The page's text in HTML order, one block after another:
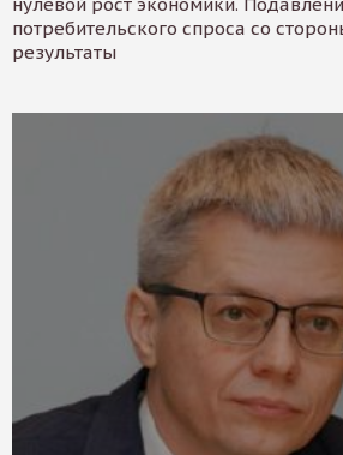
нулевой рост экономики.
потребительского спроса со
результаты